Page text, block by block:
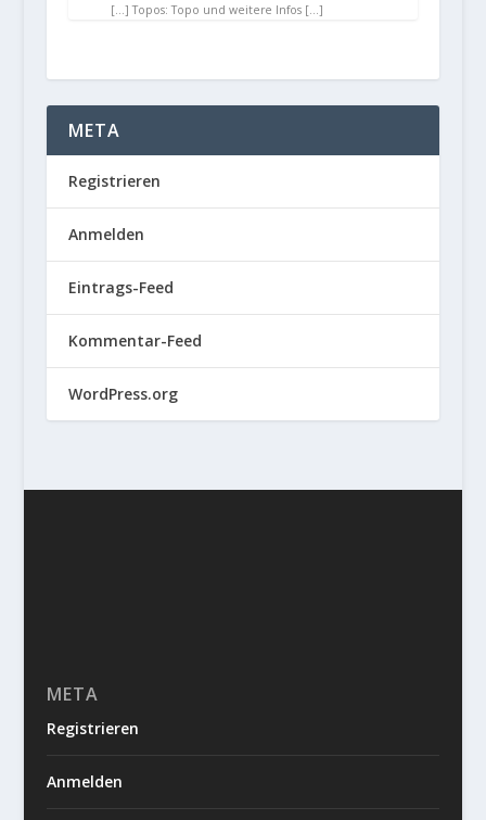
[…] Topos: Topo und weitere Infos […]
META
Registrieren
Anmelden
Eintrags-Feed
Kommentar-Feed
WordPress.org
META
Registrieren
Anmelden